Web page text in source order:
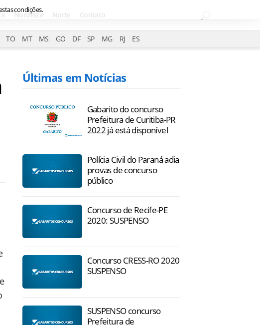
Nordeste Norte Contato
TO MT MS GO DF SP MG RJ ES
Últimas em Notícias
Gabarito do concurso
Prefeitura de Curitiba-PR
2022 já está disponível
Polícia Civil do Paraná adia
provas de concurso
público
Concurso de Recife-PE
2020: SUSPENSO
Concurso CRESS-RO 2020
SUSPENSO
SUSPENSO concurso
Prefeitura de
condições.